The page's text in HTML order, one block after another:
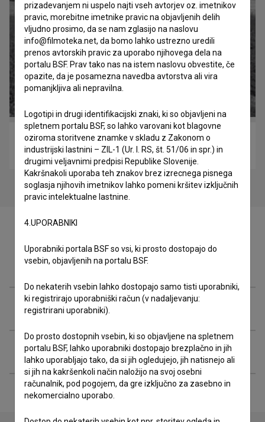
Kala (1958)
drama, družinski, pustolovski
Zasedba
Ekipa
Razširjeni podatki
prizadevanjem ni uspelo najti vseh avtorjev oz. imetnikov
pravic, morebitne imetnike pravic na objavljenih delih
vljudno prosimo, da se nam zglasijo na naslovu
info@filmoteka.net, da bomo lahko ustrezno uredili
prenos avtorskih pravic za uporabo njihovega dela na
portalu BSF. Prav tako nas na istem naslovu obvestite, če
opazite, da je posamezna navedba avtorstva ali vira
pomanjkljiva ali nepravilna.
Logotipi in drugi identifikacijski znaki, ki so objavljeni na
spletnem portalu BSF, so lahko varovani kot blagovne
oziroma storitvene znamke v skladu z Zakonom o
industrijski lastnini – ZIL-1 (Ur. l. RS, št. 51/06 in spr.) in
drugimi veljavnimi predpisi Republike Slovenije.
Kakršnakoli uporaba teh znakov brez izrecnega pisnega
soglasja njihovih imetnikov lahko pomeni kršitev izključnih
pravic intelektualne lastnine.
4.UPORABNIKI
Uporabniki portala BSF so vsi, ki prosto dostopajo do
vsebin, objavljenih na portalu BSF.
Do nekaterih vsebin lahko dostopajo samo tisti uporabniki,
ki registrirajo uporabniški račun (v nadaljevanju:
registrirani uporabniki).
Do prosto dostopnih vsebin, ki so objavljene na spletnem
portalu BSF, lahko uporabniki dostopajo brezplačno in jih
lahko uporabljajo tako, da si jih ogledujejo, jih natisnejo ali
si jih na kakršenkoli način naložijo na svoj osebni
računalnik, pod pogojem, da gre izključno za zasebno in
nekomercialno uporabo.